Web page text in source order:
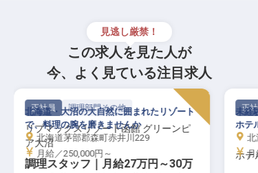
見逃し厳禁！
この求人を見た人が
今、よく見ている注目求人
正社員 調理部門その他
リブマックスリゾート函館 グリーンピ
ア大沼
調理スタッフ｜月給27万円～30万
北海道・大沼の大自然に囲まれたリゾート
で、料理の腕を磨きませんか
北海道茅部郡森町赤井川229
月給／250,000円～
正社
ホテ
未経
ホテ
北
月